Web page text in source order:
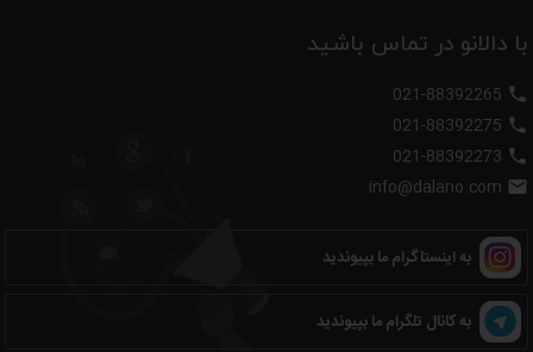
با دالانو در تماس باشید




به اینستاگرام ما بپیوندید
به کانال تلگرام ما بپیوندید